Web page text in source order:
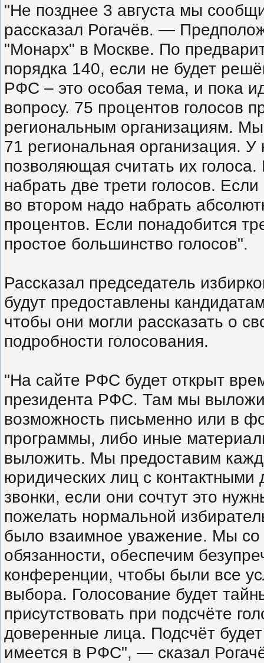
"Не позднее 3 августа мы
рассказал Рогачёв. —
"Монарх" в Москве. По
порядка 140, если не будет
РФС – это особая тема, и пока
вопросу. 75 процентов голосов
региональным организациям.
71 региональная организация.
позволяющая считать их
набрать две трети голосов.
во втором надо набрать
процентов. Если понадобится
простое большинство голосов".
Рассказал председатель
будут предоставлены
чтобы они могли рассказать о
подробности голосования.
"На сайте РФС будет открыт
президента РФС. Там мы
возможность письменно или в
программы, либо иные
выложить. Мы предоставим
юридических лиц с
звонки, если они сочтут это
пожелать нормальной
было взаимное уважение. Мы со
обязанности, обеспечим
конференции, чтобы были все
выбора. Голосование будет
присутствовать при подсчёте
доверенные лица. Подсчёт
имеется в РФС", — сказал